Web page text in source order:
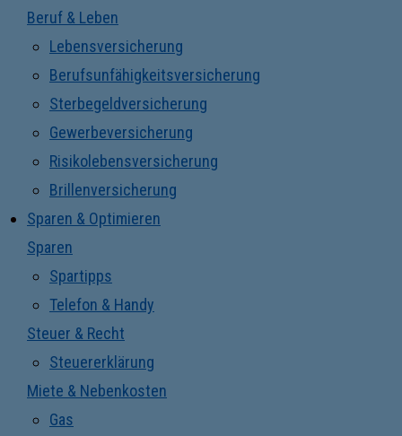
Beruf & Leben
Lebensversicherung
Berufsunfähigkeitsversicherung
Sterbegeldversicherung
Gewerbeversicherung
Risikolebensversicherung
Brillenversicherung
Sparen & Optimieren
Sparen
Spartipps
Telefon & Handy
Steuer & Recht
Steuererklärung
Miete & Nebenkosten
Gas